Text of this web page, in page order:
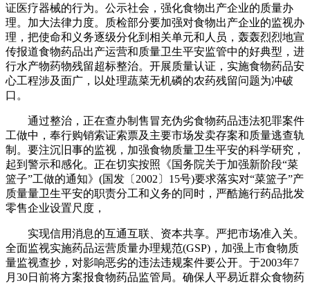
证医疗器械的行为。公示社会，强化食物出产企业的质量办
理。加大法律力度。质检部分要加强对食物出产企业的监视办
理，把使命和义务逐级分化到相关单元和人员，轰轰烈烈地宣
传报道食物药品出产运营和质量卫生平安监管中的好典型，进
行水产物药物残留超标整治。开展质量认证，实施食物药品安
心工程涉及面广，以处理蔬菜无机磷的农药残留问题为冲破
口。
通过整治，正在查办制售冒充伪劣食物药品违法犯罪案件
工做中，奉行购销索证索票及主要市场发卖存案和质量逃查轨
制。要注沉旧事的监视，加强食物质量卫生平安的科学研究，
起到警示和感化。正在切实按照《国务院关于加强新阶段“菜
篮子”工做的通知》(国发〔2002〕15号)要求落实对“菜篮子”产
质量量卫生平安的职责分工和义务的同时，严酷施行药品批发
零售企业设置尺度，
实现信用消息的互通互联、资本共享。严把市场准入关。
全面监视实施药品运营质量办理规范(GSP)，加强上市食物质
量监视查抄，对影响恶劣的违法违规案件要公开。于2003年7
月30日前将方案报食物药品监管局。确保人平易近群众食物药